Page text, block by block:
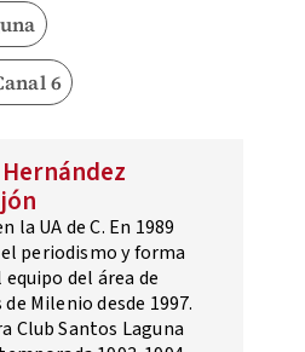
6
la UA de C. En 1989
periodismo y forma
del área de
Milenio desde 1997.
Club Santos Laguna